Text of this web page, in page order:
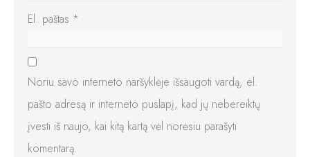
El. paštas *
Noriu savo interneto naršyklėje išsaugoti vardą, el.
pašto adresą ir interneto puslapį, kad jų nebereiktų
įvesti iš naujo, kai kitą kartą vėl norėsiu parašyti
komentarą.